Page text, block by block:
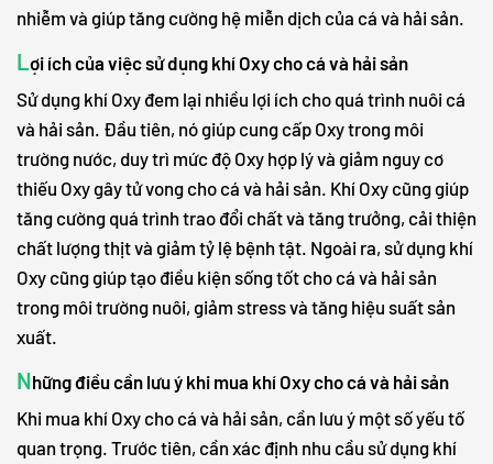
nhiễm và giúp tăng cường hệ miễn dịch của cá và hải sản.
Lợi ích của việc sử dụng khí Oxy cho cá và hải sản
Sử dụng khí Oxy đem lại nhiều lợi ích cho quá trình nuôi cá
và hải sản. Đầu tiên, nó giúp cung cấp Oxy trong môi
trường nước, duy trì mức độ Oxy hợp lý và giảm nguy cơ
thiếu Oxy gây tử vong cho cá và hải sản. Khí Oxy cũng giúp
tăng cường quá trình trao đổi chất và tăng trưởng, cải thiện
chất lượng thịt và giảm tỷ lệ bệnh tật. Ngoài ra, sử dụng khí
Oxy cũng giúp tạo điều kiện sống tốt cho cá và hải sản
trong môi trường nuôi, giảm stress và tăng hiệu suất sản
xuất.
Những điều cần lưu ý khi mua khí Oxy cho cá và hải sản
Khi mua khí Oxy cho cá và hải sản, cần lưu ý một số yếu tố
quan trọng. Trước tiên, cần xác định nhu cầu sử dụng khí